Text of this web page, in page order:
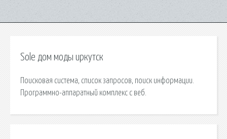
Sole дом моды иркутск
Поисковая сиcтема, список запросов, поиск информации.
Программно-аппаратный комплекс с веб.